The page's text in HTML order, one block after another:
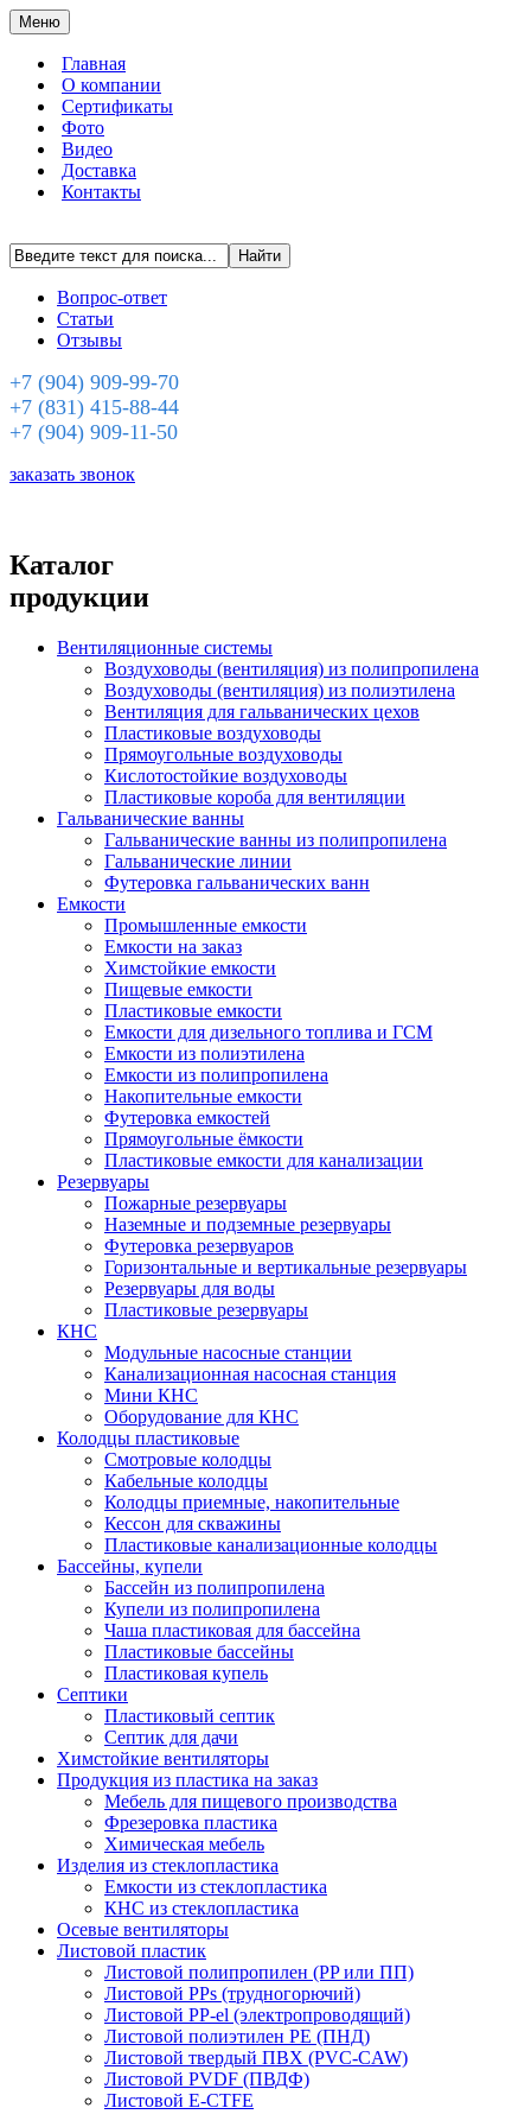
Меню
Главная
О компании
Сертификаты
Фото
Видео
Доставка
Контакты
Вопрос-ответ
Статьи
Отзывы
+7 (904) 909-99-70
+7 (831) 415-88-44
+7 (904) 909-11-50
заказать звонок
Каталог
продукции
Вентиляционные системы
Воздуховоды (вентиляция) из полипропилена
Воздуховоды (вентиляция) из полиэтилена
Вентиляция для гальванических цехов
Пластиковые воздуховоды
Прямоугольные воздуховоды
Кислотостойкие воздуховоды
Пластиковые короба для вентиляции
Гальванические ванны
Гальванические ванны из полипропилена
Гальванические линии
Футеровка гальванических ванн
Емкости
Промышленные емкости
Емкости на заказ
Химстойкие емкости
Пищевые емкости
Пластиковые емкости
Емкости для дизельного топлива и ГСМ
Емкости из полиэтилена
Емкости из полипропилена
Накопительные емкости
Футеровка емкостей
Прямоугольные ёмкости
Пластиковые емкости для канализации
Резервуары
Пожарные резервуары
Наземные и подземные резервуары
Футеровка резервуаров
Горизонтальные и вертикальные резервуары
Резервуары для воды
Пластиковые резервуары
КНС
Модульные насосные станции
Канализационная насосная станция
Мини КНС
Оборудование для КНС
Колодцы пластиковые
Смотровые колодцы
Кабельные колодцы
Колодцы приемные, накопительные
Кессон для скважины
Пластиковые канализационные колодцы
Бассейны, купели
Бассейн из полипропилена
Купели из полипропилена
Чаша пластиковая для бассейна
Пластиковые бассейны
Пластиковая купель
Септики
Пластиковый септик
Септик для дачи
Химстойкие вентиляторы
Продукция из пластика на заказ
Мебель для пищевого производства
Фрезеровка пластика
Химическая мебель
Изделия из стеклопластика
Емкости из стеклопластика
КНС из стеклопластика
Осевые вентиляторы
Листовой пластик
Листовой полипропилен (PP или ПП)
Листовой PPs (трудногорючий)
Листовой PP-el (электропроводящий)
Листовой полиэтилен PE (ПНД)
Листовой твердый ПВХ (PVC-CAW)
Листовой PVDF (ПВДФ)
Листовой E-CTFE